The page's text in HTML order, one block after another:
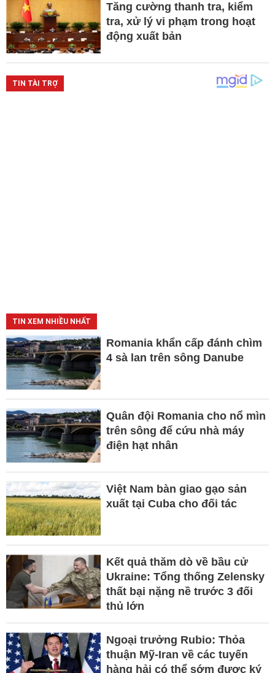
Tăng cường thanh tra, kiểm
tra, xử lý vi phạm trong hoạt
động xuất bản
TIN XEM NHIỀU NHẤT
Romania khẩn cấp đánh chìm
4 sà lan trên sông Danube
Quân đội Romania cho nổ mìn
trên sông để cứu nhà máy
điện hạt nhân
Việt Nam bàn giao gạo sản
xuất tại Cuba cho đối tác
Kết quả thăm dò về bầu cử
Ukraine: Tổng thống Zelensky
thất bại nặng nề trước 3 đối
thủ lớn
Ngoại trưởng Rubio: Thỏa
thuận Mỹ-Iran về các tuyến
hàng hải có thể sớm được ký